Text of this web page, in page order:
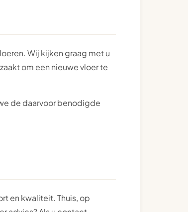
Wij kijken graag met u
om een nieuwe vloer te
de daarvoor benodigde
en kwaliteit. Thuis, op